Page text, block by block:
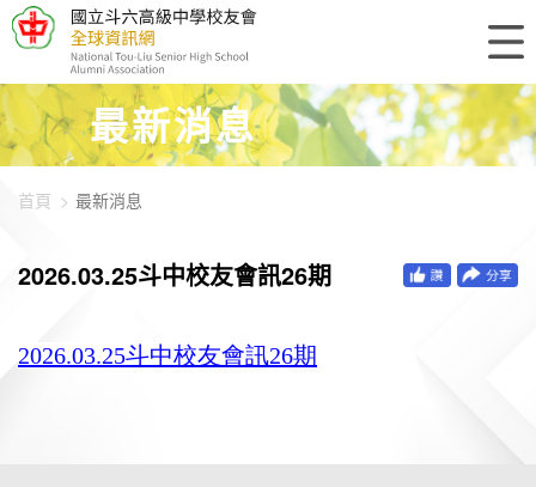
448-896
最新消息
首頁 最新消息
2026.03.25斗中校友會訊26期
2026.03.25斗中校友會訊26期